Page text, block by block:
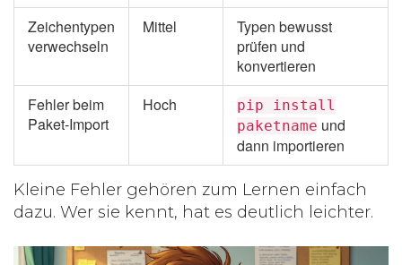
Zeichentypen
verwechseln
Mittel
Typen bewusst
prüfen und
konvertieren
Fehler beim
Paket-Import
Hoch
pip install
paketname und
dann importieren
Kleine Fehler gehören zum Lernen einfach
dazu. Wer sie kennt, hat es deutlich leichter.